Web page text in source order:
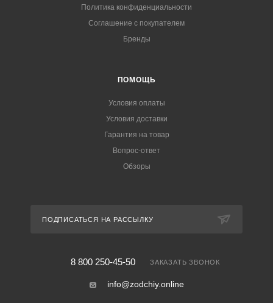
Политика конфиденциальности
Соглашение с покупателем
Бренды
ПОМОЩЬ
Условия оплаты
Условия доставки
Гарантия на товар
Вопрос-ответ
Обзоры
ПОДПИСАТЬСЯ НА РАССЫЛКУ
8 800 250-45-50 ЗАКАЗАТЬ ЗВОНОК
info@zodchiy.online